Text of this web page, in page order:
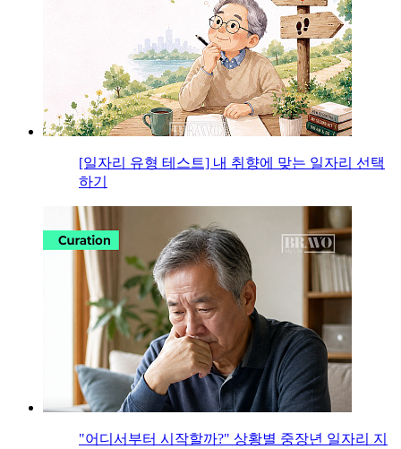
[일자리 유형 테스트] 내 취향에 맞는 일자리 선택
하기
"어디서부터 시작할까?" 상황별 중장년 일자리 지